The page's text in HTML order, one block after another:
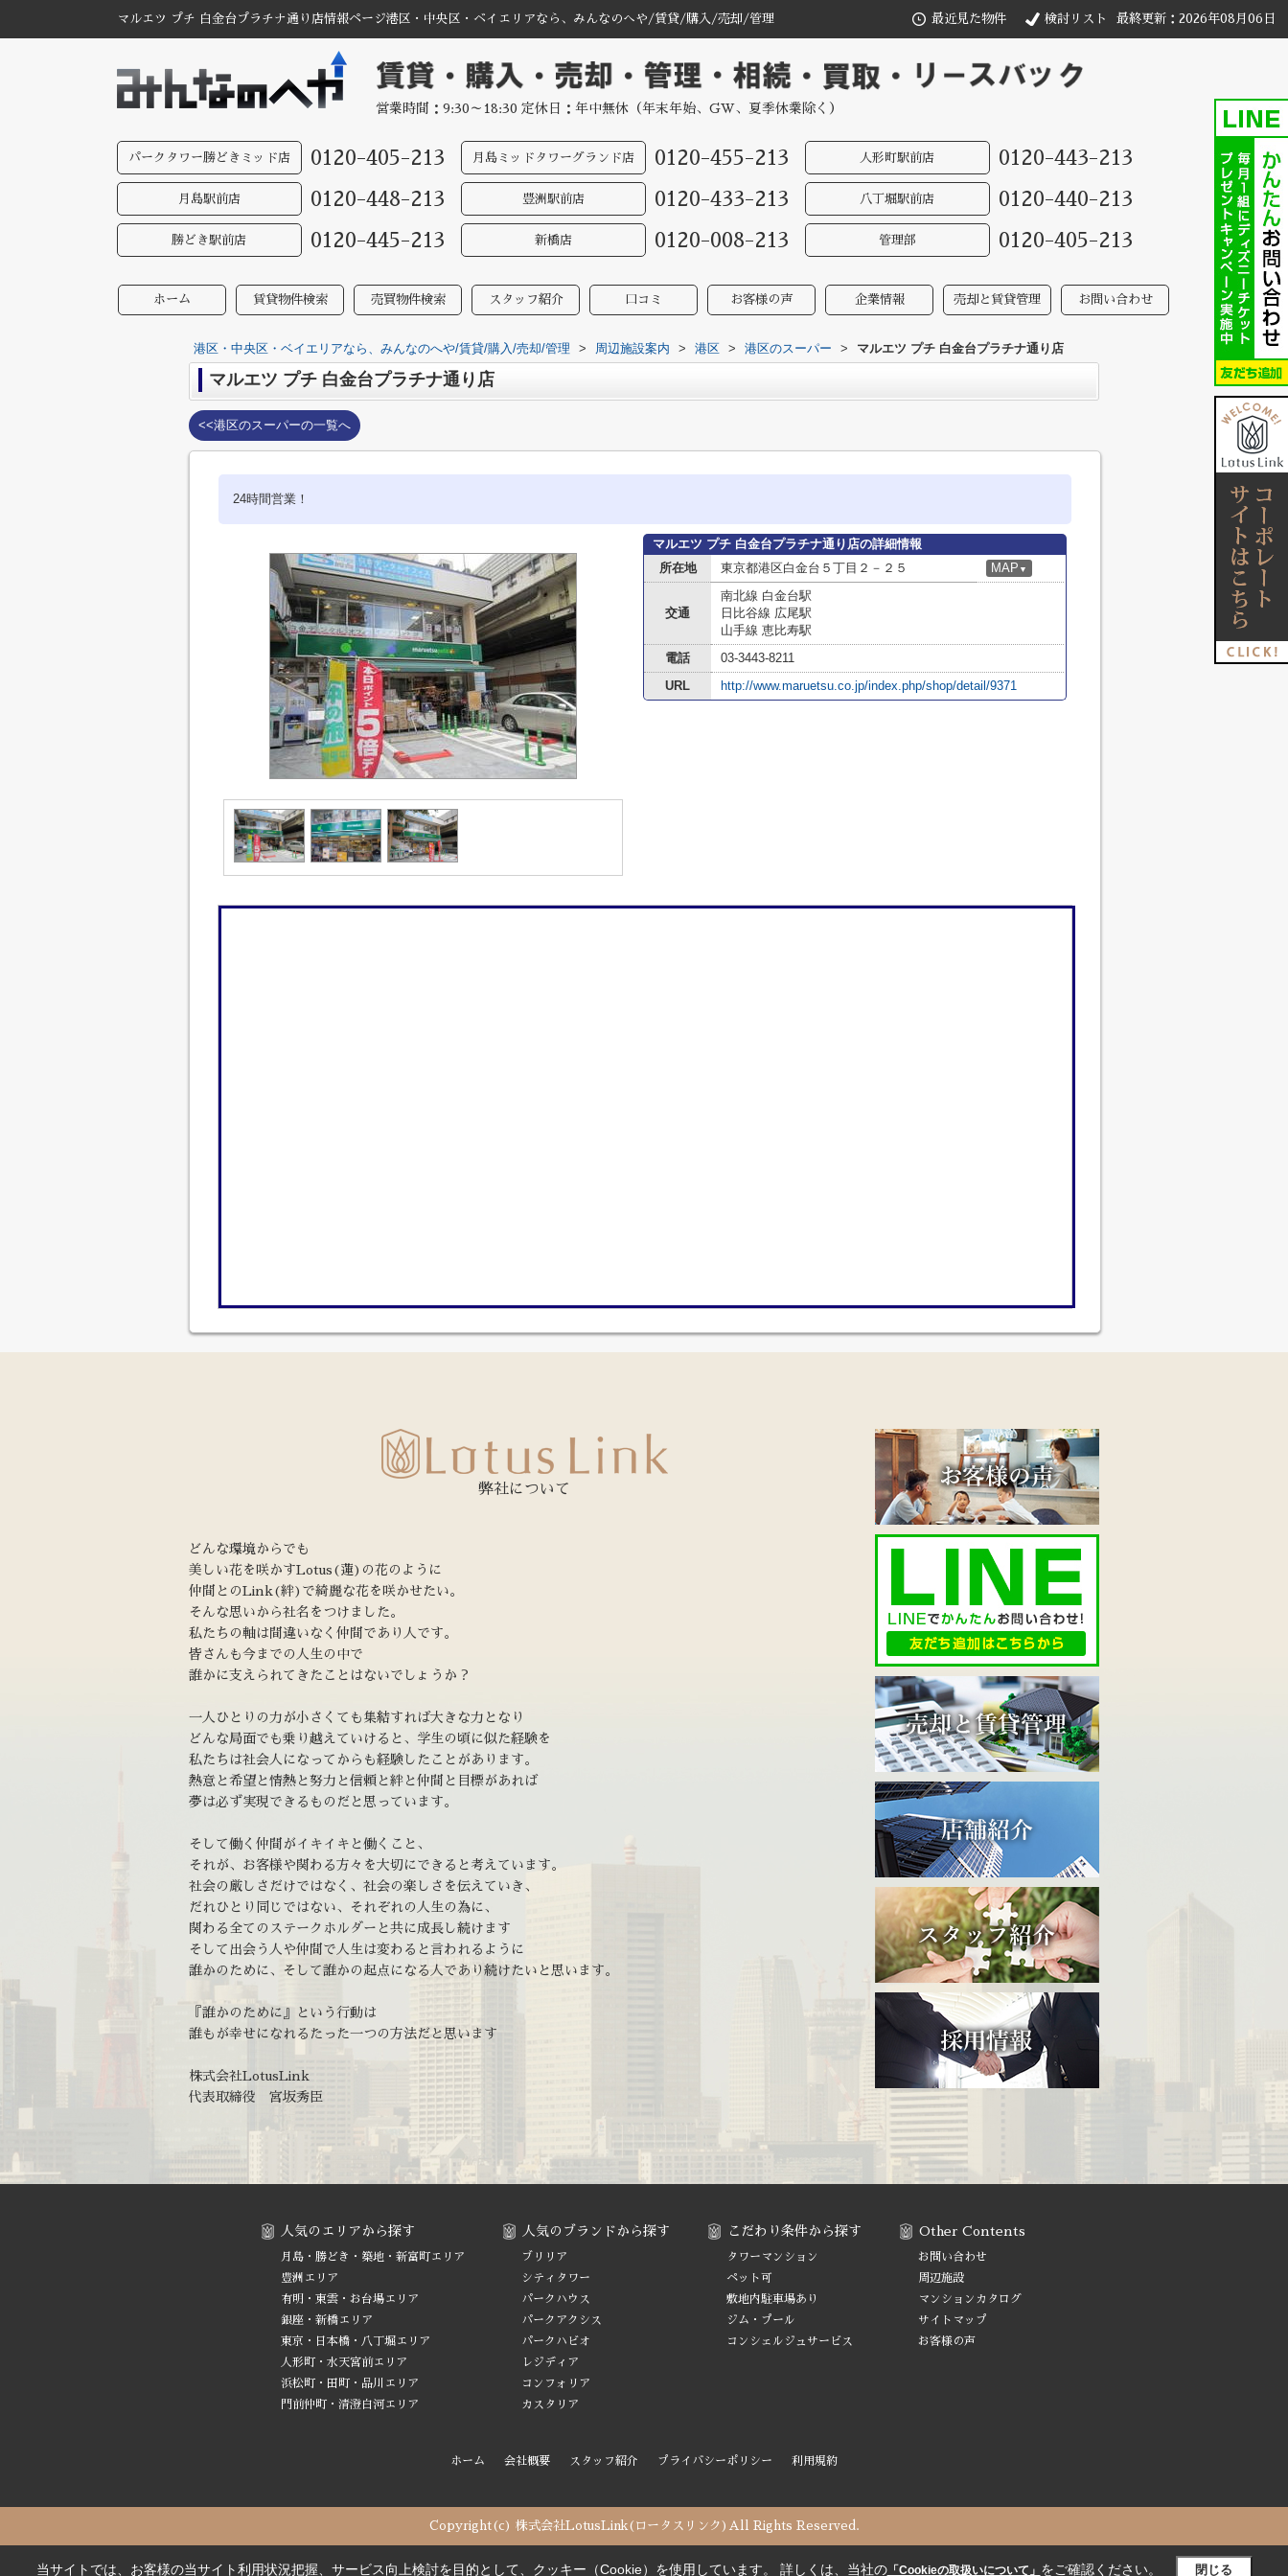
マルエツ プチ 白金台プラチナ通り店情報ページ港区・中央区・ベイエリアなら、みんなのへや/賃貸/購入/売却/管理 最近見た物件 検討リスト 最終更新：2026年08月06日
営業時間：9:30～18:30 定休日：年中無休（年末年始、GW、夏季休業除く）
パークタワー勝どきミッド店 0120-405-213 月島ミッドタワーグランド店 0120-455-213 人形町駅前店 0120-443-213
月島駅前店 0120-448-213 豊洲駅前店 0120-433-213 八丁堀駅前店 0120-440-213
勝どき駅前店 0120-445-213 新橋店 0120-008-213 管理部 0120-405-213
ホーム 賃貸物件検索 売買物件検索 スタッフ紹介 口コミ お客様の声 企業情報 売却と賃貸管理 お問い合わせ
港区・中央区・ベイエリアなら、みんなのへや/賃貸/購入/売却/管理 > 周辺施設案内 > 港区 > 港区のスーパー > マルエツ プチ 白金台プラチナ通り店
マルエツ プチ 白金台プラチナ通り店
<<港区のスーパーの一覧へ
24時間営業！
マルエツ プチ 白金台プラチナ通り店の詳細情報
所在地
東京都港区白金台５丁目２－２５ MAP ▼
交通
南北線 白金台駅
日比谷線 広尾駅
山手線 恵比寿駅
電話
03-3443-8211
URL
http://www.maruetsu.co.jp/index.php/shop/detail/9371
弊社について
どんな環境からでも
美しい花を咲かすLotus(蓮)の花のように
仲間とのLink(絆)で綺麗な花を咲かせたい。
そんな思いから社名をつけました。
私たちの軸は間違いなく仲間であり人です。
皆さんも今までの人生の中で
誰かに支えられてきたことはないでしょうか？
一人ひとりの力が小さくても集結すれば大きな力となり
どんな局面でも乗り越えていけると、学生の頃に似た経験を
私たちは社会人になってからも経験したことがあります。
熱意と希望と情熱と努力と信頼と絆と仲間と目標があれば
夢は必ず実現できるものだと思っています。
そして働く仲間がイキイキと働くこと、
それが、お客様や関わる方々を大切にできると考えています。
社会の厳しさだけではなく、社会の楽しさを伝えていき、
だれひとり同じではない、それぞれの人生の為に、
関わる全てのステークホルダーと共に成長し続けます
そして出会う人や仲間で人生は変わると言われるように
誰かのために、そして誰かの起点になる人であり続けたいと思います。
『誰かのために』という行動は
誰もが幸せになれるたった一つの方法だと思います
株式会社LotusLink
代表取締役 宮坂秀臣
人気のエリアから探す
月島・勝どき・築地・新富町エリア
豊洲エリア
有明・東雲・お台場エリア
銀座・新橋エリア
東京・日本橋・八丁堀エリア
人形町・水天宮前エリア
浜松町・田町・品川エリア
門前仲町・清澄白河エリア
人気のブランドから探す
ブリリア
シティタワー
パークハウス
パークアクシス
パークハビオ
レジディア
コンフォリア
カスタリア
こだわり条件から探す
タワーマンション
ペット可
敷地内駐車場あり
ジム・プール
コンシェルジュサービス
Other Contents
お問い合わせ
周辺施設
マンションカタログ
サイトマップ
お客様の声
ホーム 会社概要 スタッフ紹介 プライバシーポリシー 利用規約
Copyright(c) 株式会社LotusLink(ロータスリンク)All Rights Reserved.
当サイトでは、お客様の当サイト利用状況把握、サービス向上検討を目的として、クッキー（Cookie）を使用しています。 詳しくは、当社の「Cookieの取扱いについて」 をご確認ください。 閉じる